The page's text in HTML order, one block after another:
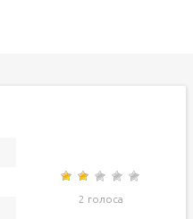
2 голоса